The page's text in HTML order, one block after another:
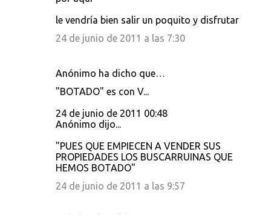
le vendría bien salir un poquito y disfrutar
24 de junio de 2011 a las 7:30
Anónimo ha dicho que…
"BOTADO" es con V...
24 de junio de 2011 00:48
Anónimo dijo...
"PUES QUE EMPIECEN A VENDER SUS
PROPIEDADES LOS BUSCARRUINAS QUE
HEMOS BOTADO"
24 de junio de 2011 a las 9:57